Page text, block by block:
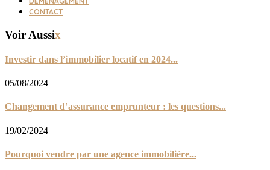
CONTACT
Voir Aussix
Investir dans l’immobilier locatif en 2024...
05/08/2024
Changement d’assurance emprunteur : les questions...
19/02/2024
Pourquoi vendre par une agence immobilière...